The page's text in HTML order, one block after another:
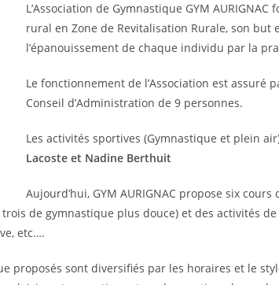
L’Association de Gymnastique GYM
rural en Zone de Revitalisation Rurale, son
l’épanouissement de chaque individu par la
Le fonctionnement de l’Association est assuré
Conseil d’Administration de 9 personnes.
Les activités sportives (Gymnastique et plein
Lacoste et Nadine Berthuit
Aujourd’hui, GYM AURIGNAC propose six
de gymnastique plus douce) et des activités
etc….
proposés sont diversifiés par les horaires et le